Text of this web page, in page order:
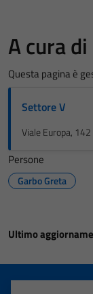
A cura di
Questa pagina è
Settore V
Viale Europa,
Persone
Garbo Greta
Ultimo